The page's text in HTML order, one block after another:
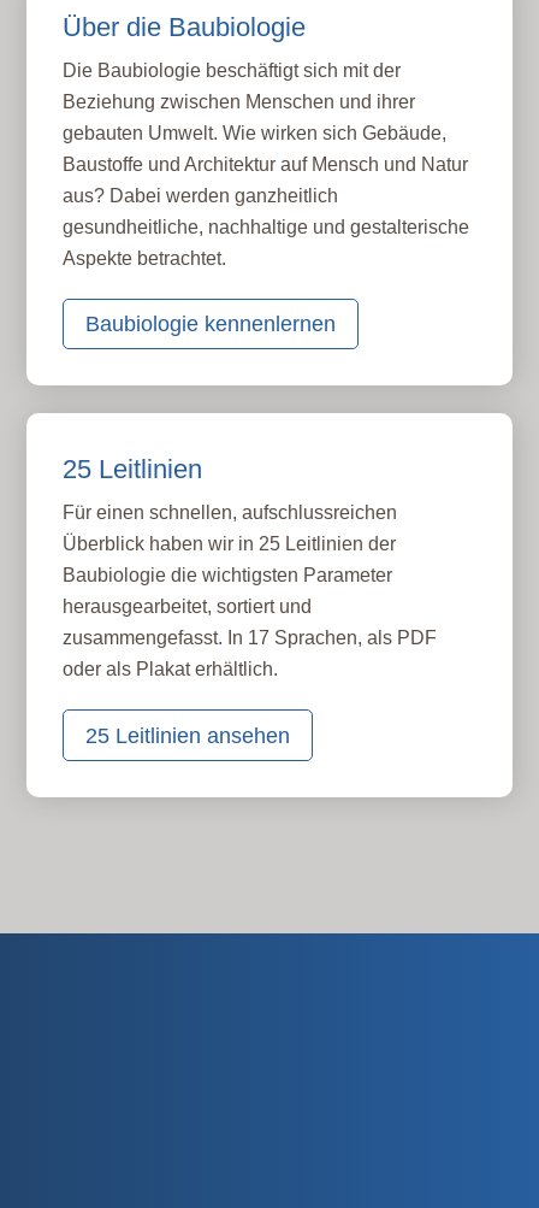
Über die Baubiologie
Die Baubiologie beschäftigt sich mit der
Beziehung zwischen Menschen und ihrer
gebauten Umwelt. Wie wirken sich Gebäude,
Baustoffe und Architektur auf Mensch und Natur
aus? Dabei werden ganzheitlich
gesundheitliche, nachhaltige und gestalterische
Aspekte betrachtet.
Baubiologie kennenlernen
25 Leitlinien
Für einen schnellen, aufschlussreichen
Überblick haben wir in 25 Leitlinien der
Baubiologie die wichtigsten Parameter
herausgearbeitet, sortiert und
zusammengefasst. In 17 Sprachen, als PDF
oder als Plakat erhältlich.
25 Leitlinien ansehen